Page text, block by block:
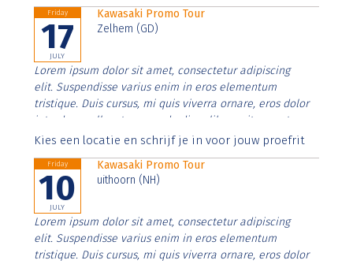
Friday
17
JULY
Kawasaki Promo Tour
Zelhem (GD)
Lorem ipsum dolor sit amet, consectetur adipiscing
elit. Suspendisse varius enim in eros elementum
tristique. Duis cursus, mi quis viverra ornare, eros dolor
interdum nulla, ut commodo diam libero vitae erat.
Aenean faucibus nibh et justo cursus id rutrum lorem
Kies een locatie en schrijf je in voor jouw proefrit
Friday
10
JULY
Kawasaki Promo Tour
uithoorn (NH)
Lorem ipsum dolor sit amet, consectetur adipiscing
elit. Suspendisse varius enim in eros elementum
tristique. Duis cursus, mi quis viverra ornare, eros dolor